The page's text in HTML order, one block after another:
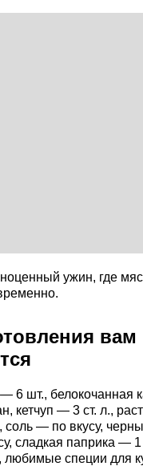
ужин, где
вам
6 шт., белокочанная
кетчуп — 3 ст. л.,
соль — по вкусу,
сладкая паприка —
любимые специи для